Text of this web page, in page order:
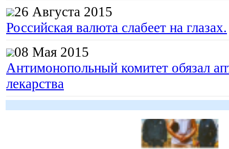
26 Августа 2015
Российская валюта слабеет на глазах.
08 Мая 2015
Антимонопольный комитет обязал
лекарства